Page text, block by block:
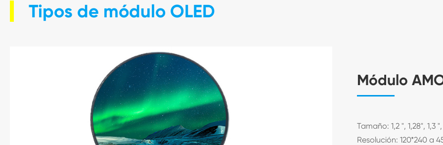
Tipos de módulo OLED
Módulo
Tamaño: 1,2 ", 1,28", 1,3 ",
Resolución: 120*240 a